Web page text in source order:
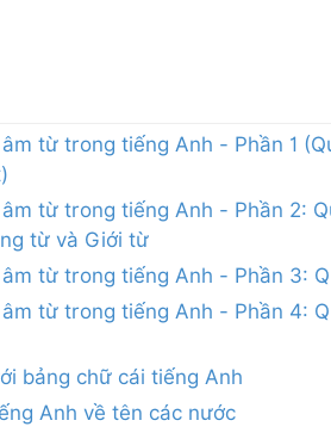
từ trong tiếng Anh - Phần 1
từ trong tiếng Anh - Phần 2:
từ và Giới từ
từ trong tiếng Anh - Phần 3:
từ trong tiếng Anh - Phần 4:
bảng chữ cái tiếng Anh
Anh về tên các nước